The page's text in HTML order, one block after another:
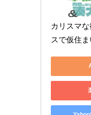
カリスマ
スで仮住